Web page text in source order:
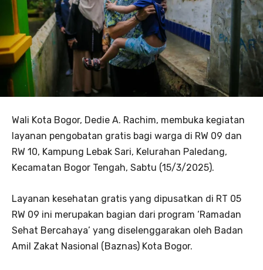
Wali Kota Bogor, Dedie A. Rachim, membuka kegiatan
layanan pengobatan gratis bagi warga di RW 09 dan
RW 10, Kampung Lebak Sari, Kelurahan Paledang,
Kecamatan Bogor Tengah, Sabtu (15/3/2025).
Layanan kesehatan gratis yang dipusatkan di RT 05
RW 09 ini merupakan bagian dari program ‘Ramadan
Sehat Bercahaya’ yang diselenggarakan oleh Badan
Amil Zakat Nasional (Baznas) Kota Bogor.